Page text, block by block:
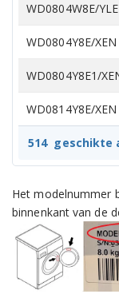
WD0804W8E/YLE
WD0804Y8E/XEN
WD0804Y8E1/
WD0814Y8E/XEN
WD0814Y8E1/
WD12F9C9U4W/
WD1704RJE2/
WD2804Y8E/XEG
514 geschikte
Het modelnummer
binnenkant van de